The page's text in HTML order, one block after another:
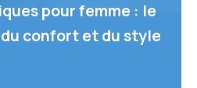
pour femme : le
confort et du style